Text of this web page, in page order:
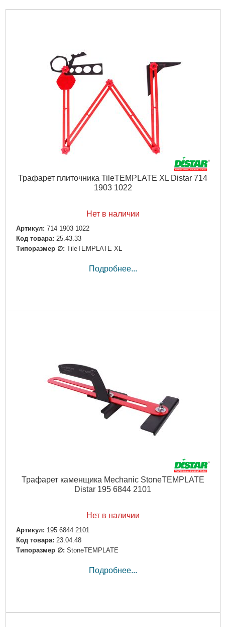
Трафарет плиточника TileTEMPLATE XL Distar 714
1903 1022
Нет в наличии
Артикул: 714 1903 1022
Код товара: 25.43.33
Типоразмер ∅: TileTEMPLATE XL
Подробнее...
Трафарет каменщика Mechanic StoneTEMPLATE
Distar 195 6844 2101
Нет в наличии
Артикул: 195 6844 2101
Код товара: 23.04.48
Типоразмер ∅: StoneTEMPLATE
Подробнее...